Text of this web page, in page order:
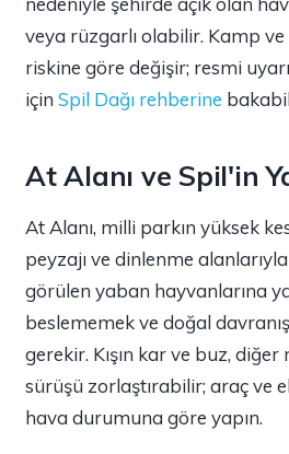
veya rüzgarlı olabilir. Kamp ve
riskine göre değişir; resmi
için Spil Dağı rehberine
At Alanı ve Spil'in
At Alanı, milli parkın yüksek
peyzajı ve dinlenme
görülen yaban hayvanlarına
beslememek ve doğal
gerekir. Kışın kar ve buz,
sürüşü zorlaştırabilir; araç ve
hava durumuna göre yapın.